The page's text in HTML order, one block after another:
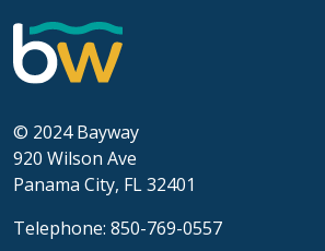
© 2024 Bayway
920 Wilson Ave
Panama City, FL 32401
Telephone: 850-769-0557